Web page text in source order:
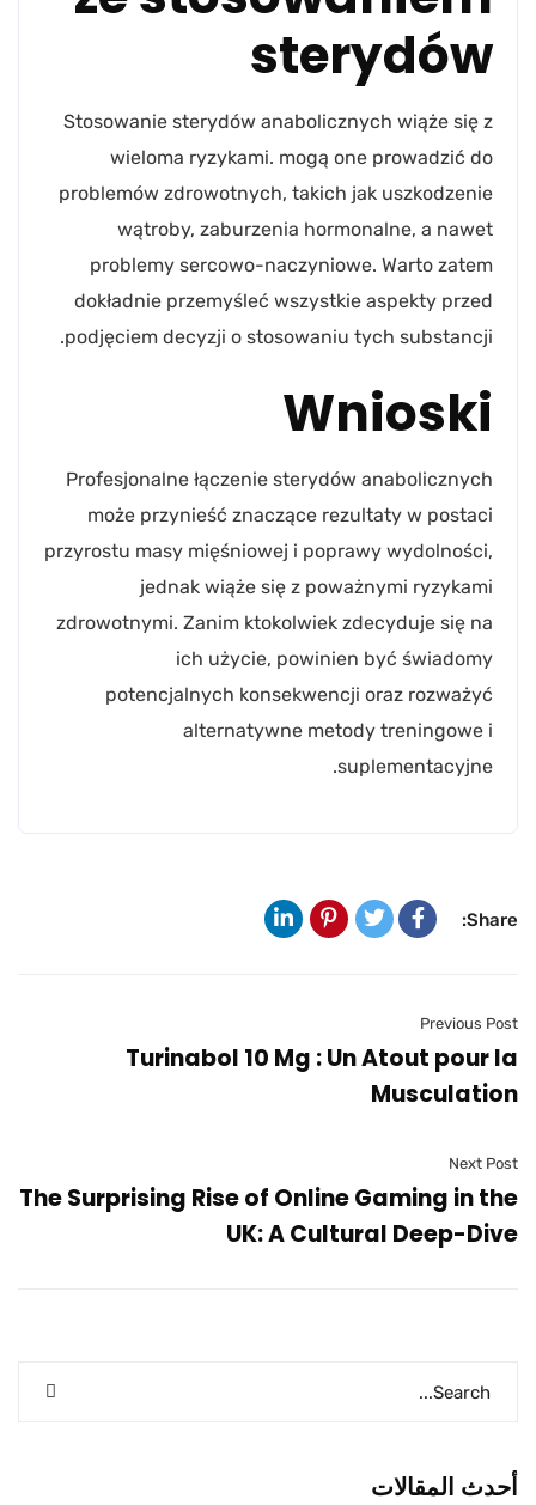
sterydów
Stosowanie sterydów anabolicznych wiąże się z
wieloma ryzykami. mogą one prowadzić do
problemów zdrowotnych, takich jak uszkodzenie
wątroby, zaburzenia hormonalne, a nawet
problemy sercowo-naczyniowe. Warto zatem
dokładnie przemyśleć wszystkie aspekty przed
podjęciem decyzji o stosowaniu tych substancji.
Wnioski
Profesjonalne łączenie sterydów anabolicznych
może przynieść znaczące rezultaty w postaci
przyrostu masy mięśniowej i poprawy wydolności,
jednak wiąże się z poważnymi ryzykami
zdrowotnymi. Zanim ktokolwiek zdecyduje się na
ich użycie, powinien być świadomy
potencjalnych konsekwencji oraz rozważyć
alternatywne metody treningowe i
suplementacyjne.
Share:
Previous Post
Turinabol 10 Mg : Un Atout pour la
Musculation
Next Post
The Surprising Rise of Online Gaming in the
UK: A Cultural Deep-Dive
أحدث المقالات